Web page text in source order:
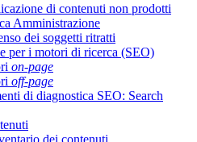
di contenuti non prodotti
Amministrazione
dei soggetti ritratti
per i motori di ricerca (SEO)
on-page
off-page
di diagnostica SEO: Search
dei contenuti